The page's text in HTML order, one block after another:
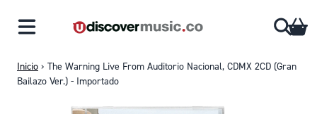
Inicio › The Warning Live From Auditorio Nacional, CDMX 2CD (Gran
Bailazo Ver.) - Importado